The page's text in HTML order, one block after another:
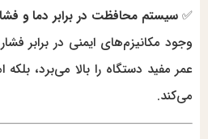
✅ سیستم محافظت در برابر دما و فشار
وجود مکانیزم‌های ایمنی در برابر
عمر مفید دستگاه را بالا می‌برد،
می‌کند.